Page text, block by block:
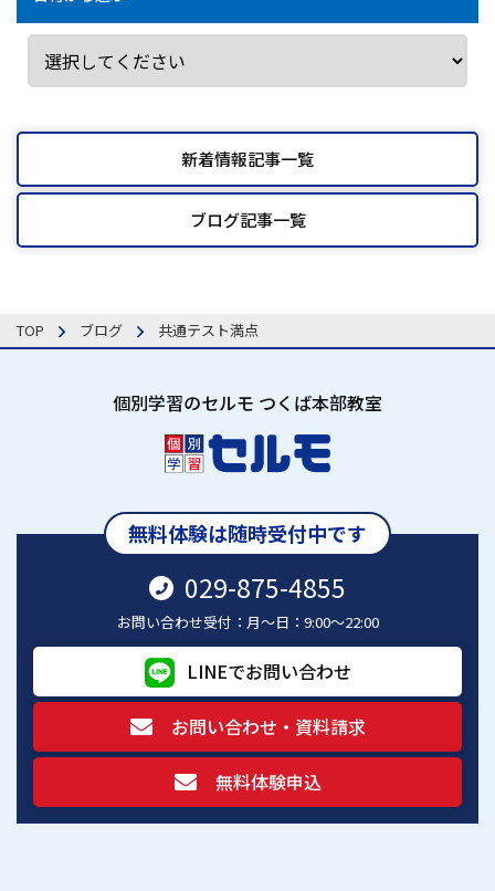
新着情報記事一覧
ブログ記事一覧
TOP ブログ 共通テスト満点
個別学習のセルモ つくば本部教室
無料体験は随時受付中です
029-875-4855
お問い合わせ受付：月～日：9:00～22:00
LINEでお問い合わせ
お問い合わせ・資料請求
無料体験申込